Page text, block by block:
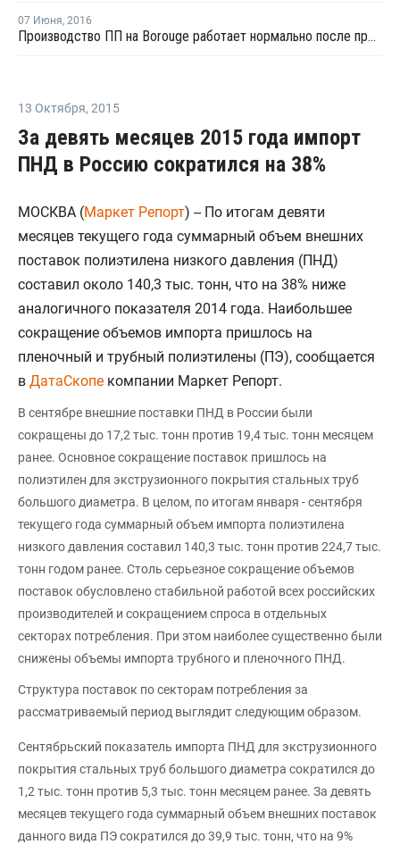
07 Июня, 2016
Производство ПП на Borouge работает нормально после проблем с поставками сырья
13 Октября, 2015
За девять месяцев 2015 года импорт
ПНД в Россию сократился на 38%
МОСКВА (Маркет Репорт) -- По итогам девяти
месяцев текущего года суммарный объем внешних
поставок полиэтилена низкого давления (ПНД)
составил около 140,3 тыс. тонн, что на 38% ниже
аналогичного показателя 2014 года. Наибольшее
сокращение объемов импорта пришлось на
пленочный и трубный полиэтилены (ПЭ), сообщается
в ДатаСкопе компании Маркет Репорт.
В сентябре внешние поставки ПНД в России были
сокращены до 17,2 тыс. тонн против 19,4 тыс. тонн месяцем
ранее. Основное сокращение поставок пришлось на
полиэтилен для экструзионного покрытия стальных труб
большого диаметра. В целом, по итогам января - сентября
текущего года суммарный объем импорта полиэтилена
низкого давления составил 140,3 тыс. тонн против 224,7 тыс.
тонн годом ранее. Столь серьезное сокращение объемов
поставок обусловлено стабильной работой всех российских
производителей и сокращением спроса в отдельных
секторах потребления. При этом наиболее существенно были
снижены объемы импорта трубного и пленочного ПНД.
Структура поставок по секторам потребления за
рассматриваемый период выглядит следующим образом.
Сентябрьский показатель импорта ПНД для экструзионного
покрытия стальных труб большого диаметра сократился до
1,2 тыс. тонн против 5,3 тыс. тонн месяцем ранее. За девять
месяцев текущего года суммарный объем внешних поставок
данного вида ПЭ сократился до 39,9 тыс. тонн, что на 9%